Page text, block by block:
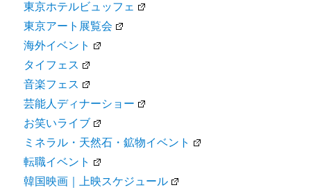
東京ホテルビュッフェ
東京アート展覧会
海外イベント
タイフェス
音楽フェス
芸能人ディナーショー
お笑いライブ
ミネラル・天然石・鉱物イベント
転職イベント
韓国映画｜上映スケジュール